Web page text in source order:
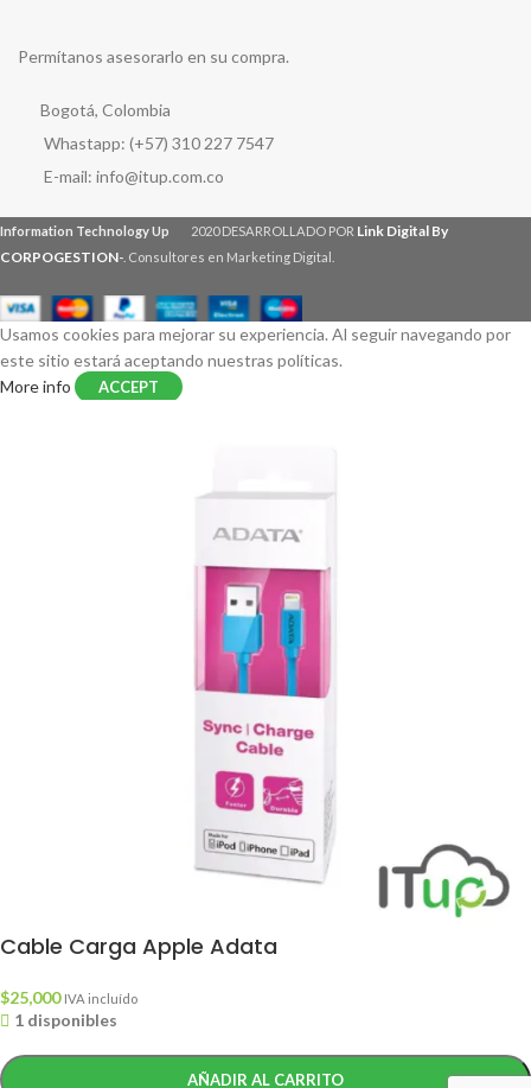
Permítanos asesorarlo en su compra.
Bogotá, Colombia
Whastapp: (+57) 310 227 7547
E-mail: info@itup.com.co
Information Technology Up 2020 DESARROLLADO POR Link Digital By
CORPOGESTION- . Consultores en Marketing Digital.
Usamos cookies para mejorar su experiencia. Al seguir navegando por
este sitio estará aceptando nuestras políticas.
More info
ACCEPT
Cable Carga Apple Adata
$25,000 IVA incluído
1 disponibles
AÑADIR AL CARRITO